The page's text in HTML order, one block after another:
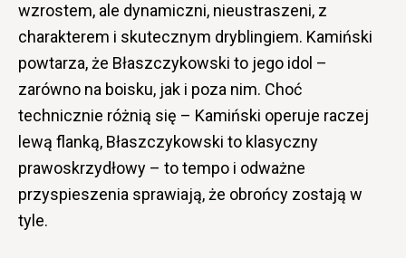
wzrostem, ale dynamiczni, nieustraszeni, z
charakterem i skutecznym dryblingiem. Kamiński
powtarza, że Błaszczykowski to jego idol –
zarówno na boisku, jak i poza nim. Choć
technicznie różnią się – Kamiński operuje raczej
lewą flanką, Błaszczykowski to klasyczny
prawoskrzydłowy – to tempo i odważne
przyspieszenia sprawiają, że obrońcy zostają w
tyle.